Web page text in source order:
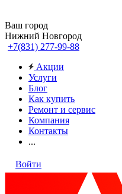
Ваш город
Нижний Новгород
+7(831) 277-99-88
Акции
Услуги
Блог
Как купить
Ремонт и сервис
Компания
Контакты
...
Войти